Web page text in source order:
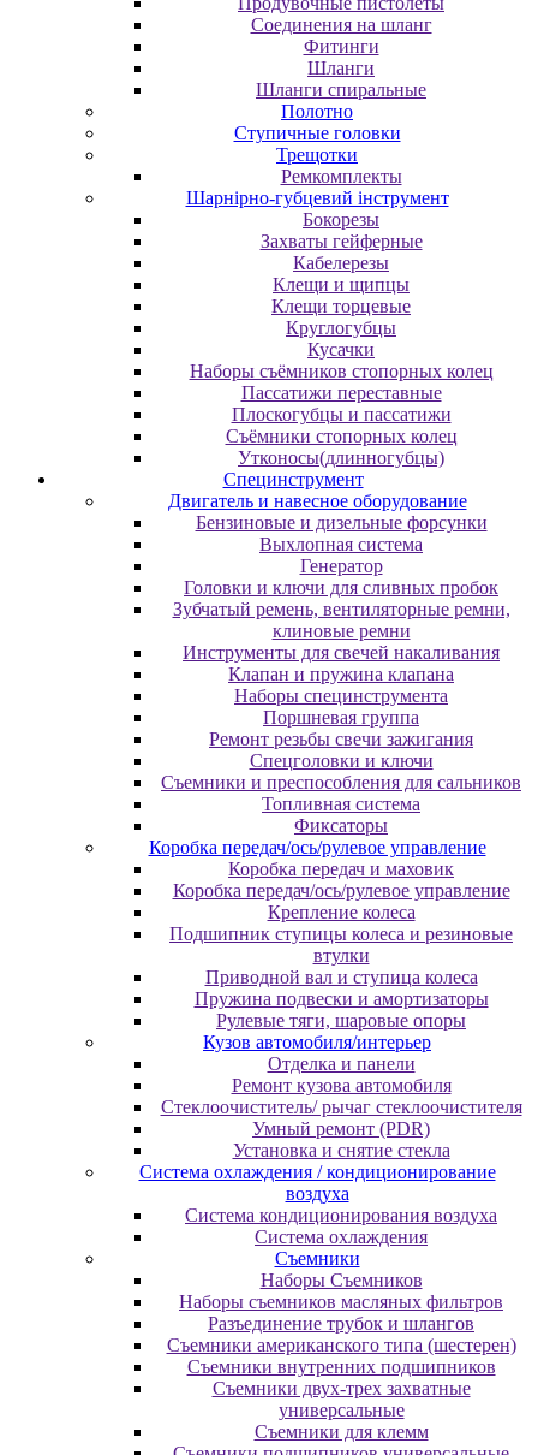
Соединения на шланг
Фитинги
Шланги
Шланги спиральные
Полотно
Ступичные головки
Трещотки
Ремкомплекты
Шарнірно-губцевий інструмент
Бокорезы
Захваты гейферные
Кабелерезы
Клещи и щипцы
Клещи торцевые
Круглогубцы
Кусачки
Наборы съёмников стопорных колец
Пассатижи переставные
Плоскогубцы и пассатижи
Съёмники стопорных колец
Утконосы(длинногубцы)
Специнструмент
Двигатель и навесное оборудование
Бензиновые и дизельные форсунки
Выхлопная система
Генератор
Головки и ключи для сливных пробок
Зубчатый ремень, вентиляторные ремни,
клиновые ремни
Инструменты для свечей накаливания
Клапан и пружина клапана
Наборы специнструмента
Поршневая группа
Ремонт резьбы свечи зажигания
Спецголовки и ключи
Съемники и преспособления для сальников
Топливная система
Фиксаторы
Коробка передач/ось/рулевое управление
Коробка передач и маховик
Коробка передач/ось/рулевое управление
Крепление колеса
Подшипник ступицы колеса и резиновые
втулки
Приводной вал и ступица колеса
Пружина подвески и амортизаторы
Рулевые тяги, шаровые опоры
Кузов автомобиля/интерьер
Отделка и панели
Ремонт кузова автомобиля
Стеклоочиститель/ рычаг стеклоочистителя
Умный ремонт (PDR)
Установка и снятие стекла
Система охлаждения / кондиционирование
воздуха
Система кондиционирования воздуха
Система охлаждения
Съемники
Наборы Съемников
Наборы съемников масляных фильтров
Разъединение трубок и шлангов
Съемники американского типа (шестерен)
Съемники внутренних подшипников
Съемники двух-трех захватные
универсальные
Съемники для клемм